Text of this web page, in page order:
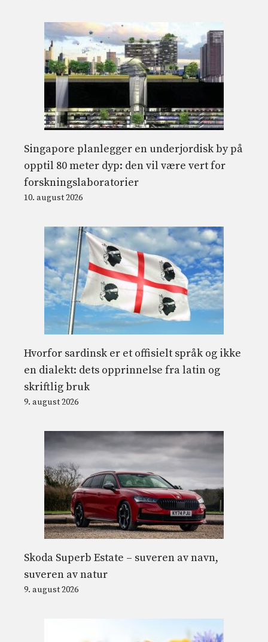
Singapore planlegger en underjordisk by på
opptil 80 meter dyp: den vil være vert for
forskningslaboratorier
10. august 2026
Hvorfor sardinsk er et offisielt språk og ikke
en dialekt: dets opprinnelse fra latin og
skriftlig bruk
9. august 2026
Skoda Superb Estate – suveren av navn,
suveren av natur
9. august 2026